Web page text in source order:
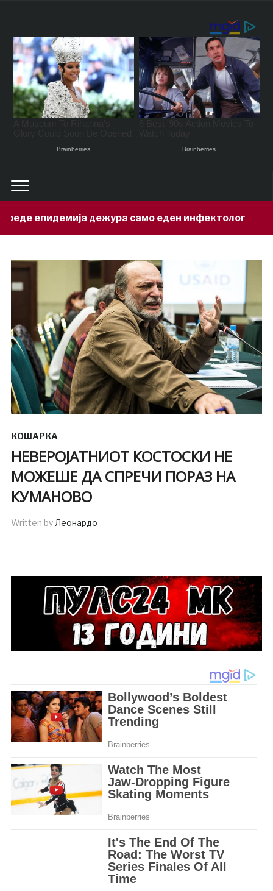
само еден инфектолог 12 hours ago
КОШАРКА
НЕВЕРОЈАТНИОТ КОСТОСКИ НЕ
МОЖЕШЕ ДА СПРЕЧИ ПОРАЗ НА
КУМАНОВО
Written byЛеонардо